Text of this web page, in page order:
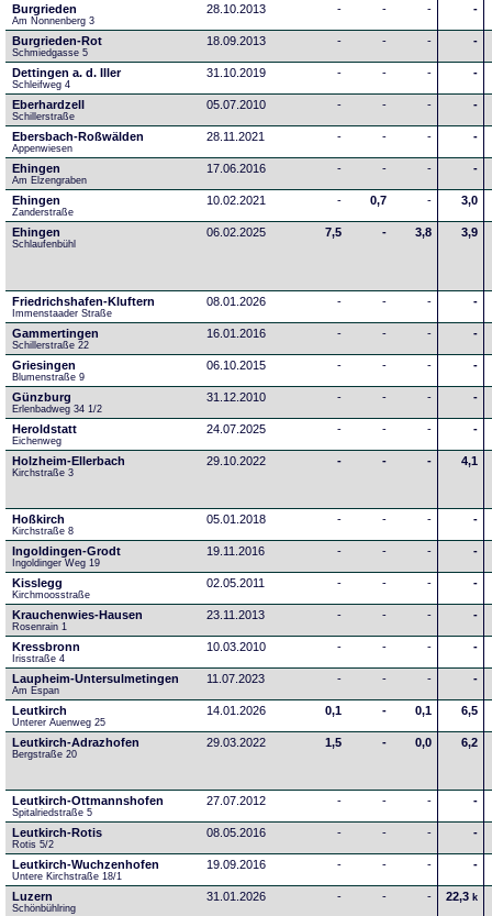
Burgrieden
Am Nonnenberg 3
28.10.2013 - - - -
Burgrieden-Rot
Schmiedgasse 5
18.09.2013 - - - -
Dettingen a. d. Iller
Schleifweg 4
31.10.2019 - - - -
Eberhardzell
Schillerstraße
05.07.2010 - - - -
Ebersbach-Roßwälden
Appenwiesen
28.11.2021 - - - -
Ehingen
Am Elzengraben
17.06.2016 - - - -
Ehingen
Zanderstraße
10.02.2021 - 0,7 - 3,0
Ehingen
Schlaufenbühl
06.02.2025 7,5 - 3,8 3,9
Friedrichshafen-Kluftern
Immenstaader Straße
08.01.2026 - - - -
Gammertingen
Schillerstraße 22
16.01.2016 - - - -
Griesingen
Blumenstraße 9
06.10.2015 - - - -
Günzburg
Erlenbadweg 34 1/2
31.12.2010 - - - -
Heroldstatt
Eichenweg
24.07.2025 - - - -
Holzheim-Ellerbach
Kirchstraße 3
29.10.2022 - - - 4,1
Hoßkirch
Kirchstraße 8
05.01.2018 - - - -
Ingoldingen-Grodt
Ingoldinger Weg 19
19.11.2016 - - - -
Kisslegg
Kirchmoosstraße
02.05.2011 - - - -
Krauchenwies-Hausen
Rosenrain 1
23.11.2013 - - - -
Kressbronn
Irisstraße 4
10.03.2010 - - - -
Laupheim-Untersulmetingen
Am Espan
11.07.2023 - - - -
Leutkirch
Unterer Auenweg 25
14.01.2026 0,1 - 0,1 6,5
Leutkirch-Adrazhofen
Bergstraße 20
29.03.2022 1,5 - 0,0 6,2
Leutkirch-Ottmannshofen
Spitalriedstraße 5
27.07.2012 - - - -
Leutkirch-Rotis
Rotis 5/2
08.05.2016 - - - -
Leutkirch-Wuchzenhofen
Untere Kirchstraße 18/1
19.09.2016 - - - -
Luzern
Schönbühlring
31.01.2026 - - - 22,3 k